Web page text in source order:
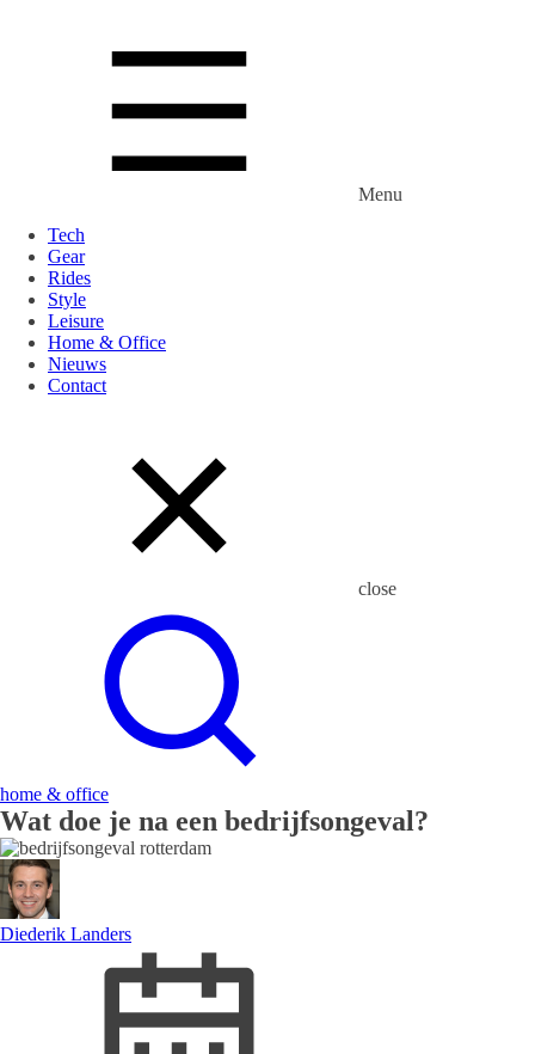
Menu
Tech
Gear
Rides
Style
Leisure
Home & Office
Nieuws
Contact
close
home & office
Wat doe je na een bedrijfsongeval?
Diederik Landers